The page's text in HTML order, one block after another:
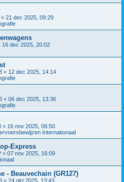
« 21 dec 2025, 09:29
16 dec 2025, 20:02
« 12 dec 2025, 14:14
« 06 dec 2025, 13:36
« 16 nov 2025, 06:50
Internationaal
Express
« 07 nov 2025, 16:09
- Beauvechain (GR127)
« 24 okt 2025, 13:43